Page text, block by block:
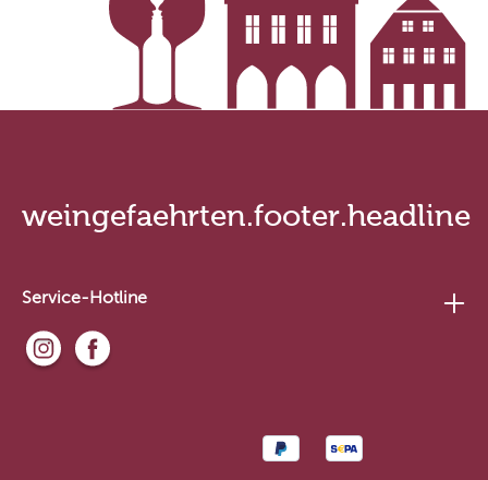
weingefaehrten.footer.headline
Service-Hotline